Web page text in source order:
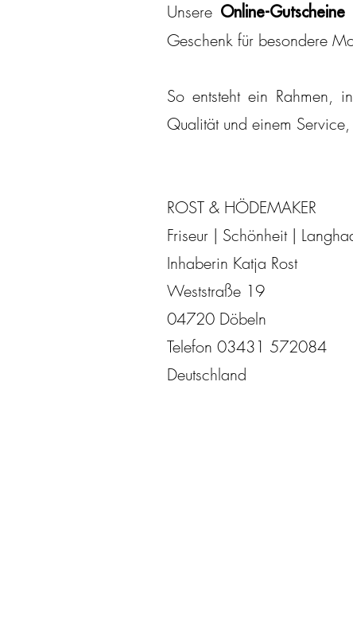
Unsere Online-Gutscheine
Geschenk für besondere
So entsteht ein Rahmen,
Qualität und einem
​ROST & HÖDEMAKER
Friseur | Schönheit |
Inhaberin Katja Rost
Weststraße 19
04720 Döbeln
Telefon 03431 572084
Deutschland